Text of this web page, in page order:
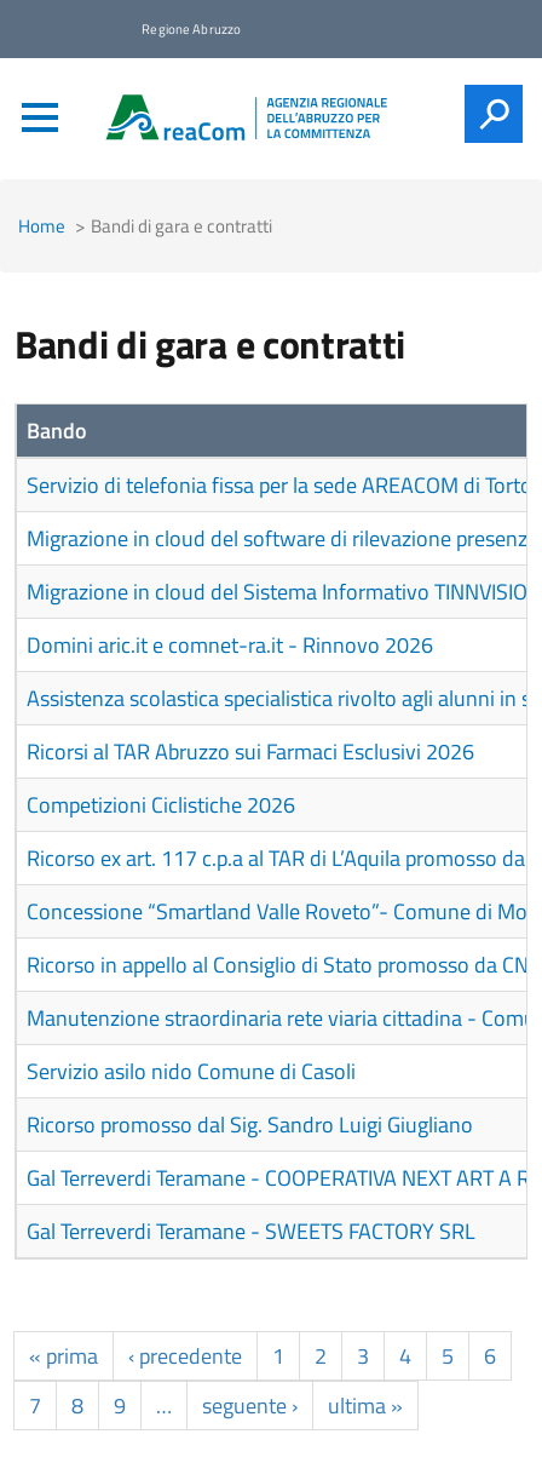
Regione Abruzzo
Home Bandi di gara e contratti
Bandi di gara e contratti
Bando
Servizio di telefonia fissa per la sede AREACOM di
Migrazione in cloud del software di rilevazione
Migrazione in cloud del Sistema Informativo TINNVISION
Domini aric.it e comnet-ra.it - Rinnovo 2026
Assistenza scolastica specialistica rivolto agli alunni in
Ricorsi al TAR Abruzzo sui Farmaci Esclusivi 2026
Competizioni Ciclistiche 2026
Ricorso ex art. 117 c.p.a al TAR di L’Aquila promosso da
Concessione “Smartland Valle Roveto”- Comune di
Ricorso in appello al Consiglio di Stato promosso da CNS
Manutenzione straordinaria rete viaria cittadina -
Servizio asilo nido Comune di Casoli
Ricorso promosso dal Sig. Sandro Luigi Giugliano
Gal Terreverdi Teramane - COOPERATIVA NEXT ART A
Gal Terreverdi Teramane - SWEETS FACTORY SRL
« prima ‹ precedente 1 2 3 4 5
6
7
8 9 … seguente › ultima »